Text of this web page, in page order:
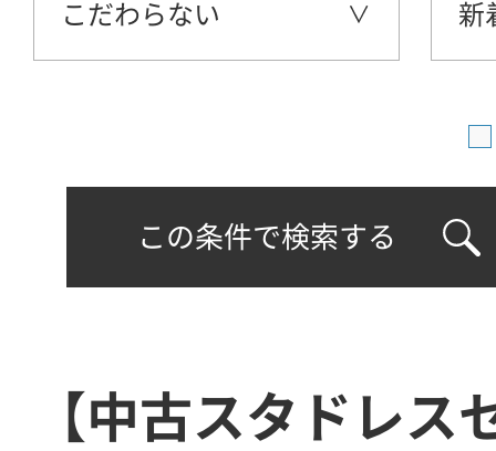
こだわらない 新
この条件で検索する
【中古スタドレス